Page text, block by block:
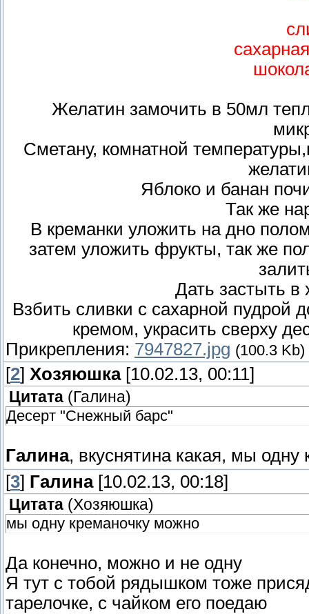
Желатин замочить в 50мл
Сметану, комнатной
Яблоко и банан
Так же
В креманки уложить на дно
затем уложить фрукты, так же
Дать застыть в
Взбить сливки с сахарной пудрой
кремом, украсить сверху
Прикрепления: 7947827.jpg (100.3 Kb)
[2] Хозяюшка[10.02.13, 00:11]
Цитата ( Галина)
Десерт "Снежный барс"
Галина, вкуснятина какая, мы
[3] Галина[10.02.13, 00:18]
Цитата (Хозяюшка)
мы одну креманочку можно
Да конечно, можно и не одну
Я тут с тобой рядышком тоже
тарелочке, с чайком его поедаю